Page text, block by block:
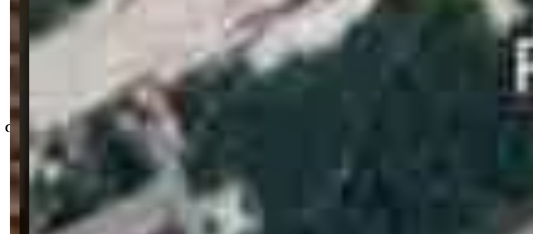
Tipo do imóvel:
Apartamento
Finalidade
Residencial
Operação
Situação de ocupação:
Características
Distância do mar
3.185m
Área privativa
126 m²
Banheiros